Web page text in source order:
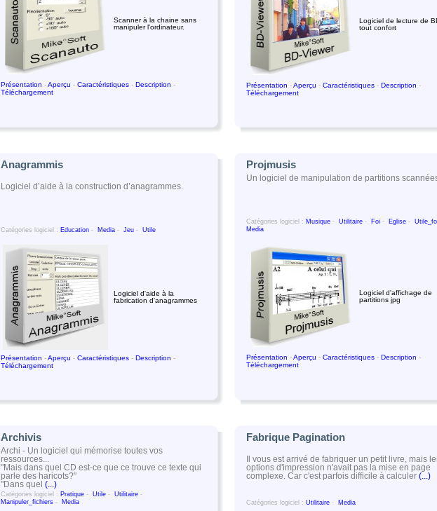
Scanner à la chaine sans
manipuler l'ordinateur.
Présentation -Aperçu - Caractéristiques - Description -
Téléchargement
Logiciel de lecture de
tout confort
Présentation -Aperçu - Caractéristiques - Description -
Téléchargement
Anagrammis
Logiciel d’aide à la construction d’anagrammes.
Catégories logiciel : Education - Media - Jeu - Utile
Logiciel d'aide à la
fabrication d'anagrammes
Présentation -Aperçu - Caractéristiques - Description -
Téléchargement
Projmusis
Un logiciel de manipulation de partitions
Catégories logiciel : Musique - Utilitaire - Foi - Eglise -
Media
Logiciel d'affichage de
partitions jpg
Présentation -Aperçu - Caractéristiques - Description -
Téléchargement
Archivis
Archi - Un logiciel qui mémorise toutes vos
ressources...
"Mais dans quel CD est-ce que ce trouve ce texte qui
parle des haricots?"
"Dans quel (...)
Catégories logiciel : Pratique - Utile - Utilitaire -
Manipuler_fichiers - Media
Fabrique Pagination
Il vous est arrivé de fabriquer un petit livre, mais
options d'impression n'avait pas la mise en page
complexe. Car c'est parfois difficile à calculer (...)
Catégories logiciel : Utilitaire - Media